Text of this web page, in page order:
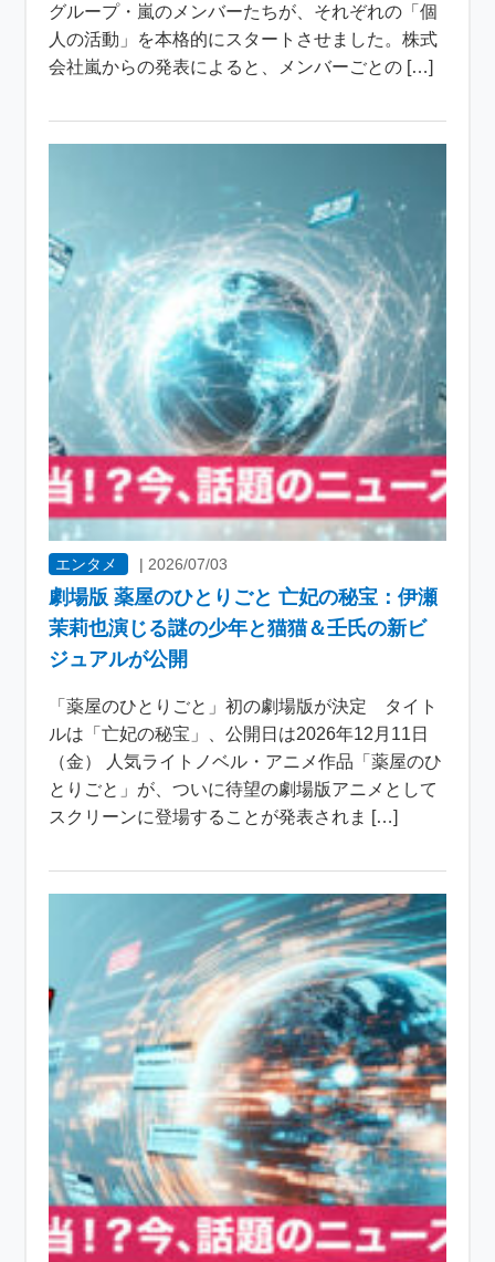
グループ・嵐のメンバーたちが、それぞれの「個
人の活動」を本格的にスタートさせました。株式
会社嵐からの発表によると、メンバーごとの […]
エンタメ | 2026/07/03
劇場版 薬屋のひとりごと 亡妃の秘宝：伊瀬
茉莉也演じる謎の少年と猫猫＆壬氏の新ビ
ジュアルが公開
「薬屋のひとりごと」初の劇場版が決定 タイト
ルは「亡妃の秘宝」、公開日は2026年12月11日
（金） 人気ライトノベル・アニメ作品「薬屋のひ
とりごと」が、ついに待望の劇場版アニメとして
スクリーンに登場することが発表されま […]